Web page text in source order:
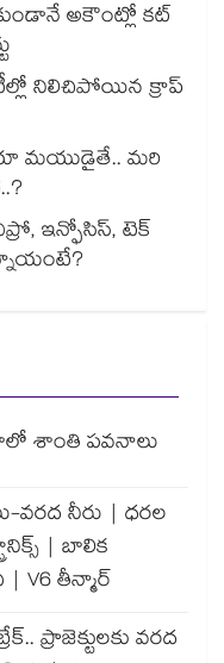
అకౌంట్లో కట్
నిలిచిపోయిన క్రాప్
మయుడైతే.. మరి
విప్రో, ఇన్ఫోసిస్, టెక్
శాంతి పవనాలు
వరద నీరు | ధరల
| బాలిక
V6 తీన్మార్
ప్రాజెక్టులకు వరద